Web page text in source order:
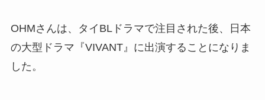
OHMさんは、タイBLドラマで注目された後、日本
の大型ドラマ『VIVANT』に出演することになりま
した。